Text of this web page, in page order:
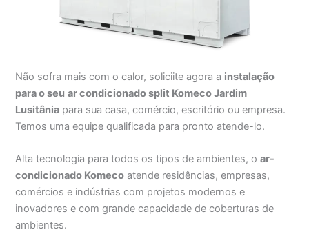
Não sofra mais com o calor, soliciite agora a instalação
para o seu ar condicionado split Komeco Jardim
Lusitânia para sua casa, comércio, escritório ou empresa.
Temos uma equipe qualificada para pronto atende-lo.
Alta tecnologia para todos os tipos de ambientes, oar-
condicionado Komeco atende residências, empresas,
comércios e indústrias com projetos modernos e
inovadores e com grande capacidade de coberturas de
ambientes.